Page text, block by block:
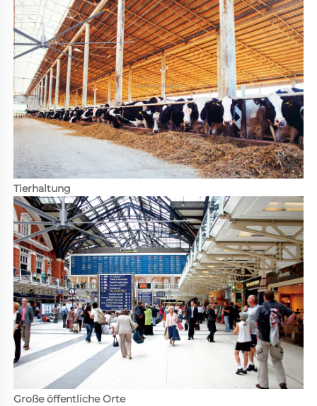
Tierhaltung
Große öffentliche Orte